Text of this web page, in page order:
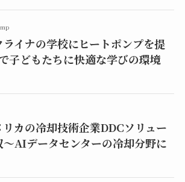
イナの学校にヒートポンプを提
子どもたちに快適な学びの環境
カの冷却技術企業DDCソリュー
～AIデータセンターの冷却分野に